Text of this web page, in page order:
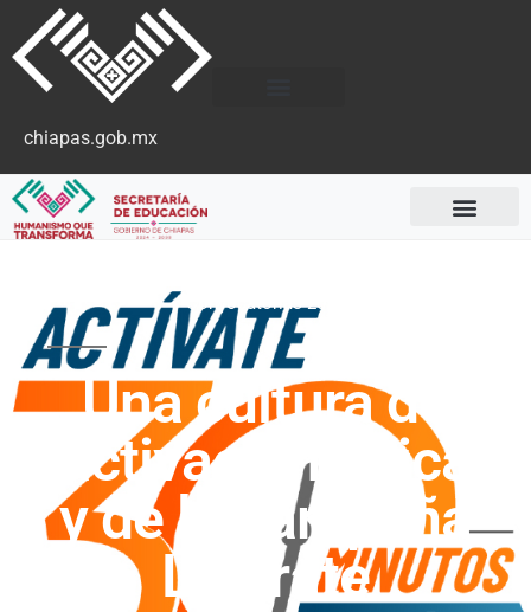
chiapas.gob.mx
Convocatorias 2023
Una cultura de
activación física
y de la campaña
Liberate